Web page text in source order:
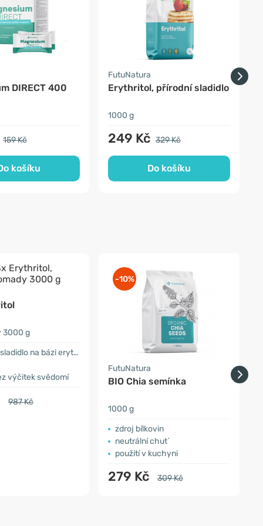
DIRECT 400
159 Kč
košíku
FutuNatura
Erythritol, přírodní sladidlo
1000 g
249 Kč 329 Kč
Do košíku
3000 g
na bázi erythritolu
výčitek svědomí
987 Kč
-10%
FutuNatura
BIO Chia semínka
1000 g
zdroj bílkovin
neutrální chut´
použití v kuchyni
279 Kč 309 Kč